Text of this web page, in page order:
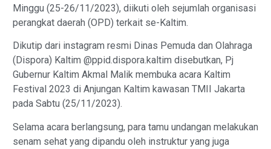
Minggu (25-26/11/2023), diikuti oleh sejumlah organisasi
perangkat daerah (OPD) terkait se-Kaltim.
Dikutip dari instagram resmi Dinas Pemuda dan Olahraga
(Dispora) Kaltim @ppid.dispora.kaltim disebutkan, Pj
Gubernur Kaltim Akmal Malik membuka acara Kaltim
Festival 2023 di Anjungan Kaltim kawasan TMII Jakarta
pada Sabtu (25/11/2023).
Selama acara berlangsung, para tamu undangan melakukan
senam sehat yang dipandu oleh instruktur yang juga